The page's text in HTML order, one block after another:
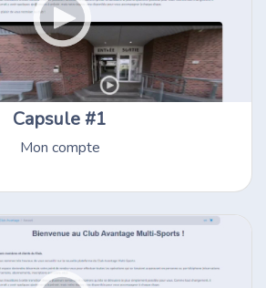
Capsule #1
Mon compte